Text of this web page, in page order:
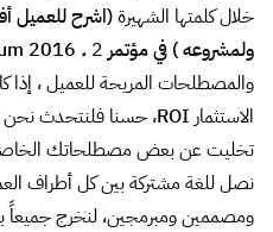
خلال كلمتها الشهيرة(اشرح للعميل
ولمشروعه) في مؤتمر 2016 .
والمصطلحات المريحة للعميل ، إذا
الاستثمار ROI
تخليت عن بعض مصطلحاتك الخاصة .
نصل للغة مشتركة بين كل أطراف
ومصممين ومبرمجين، لنخرج جميعاً